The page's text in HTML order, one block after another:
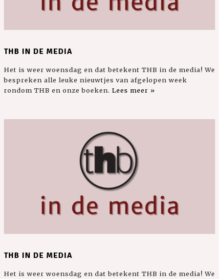
THB IN DE MEDIA
Het is weer woensdag en dat betekent THB in de media! We
bespreken alle leuke nieuwtjes van afgelopen week
rondom THB en onze boeken. Lees meer »
THB IN DE MEDIA
Het is weer woensdag en dat betekent THB in de media! We